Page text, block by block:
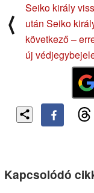
⟨
Seiko király
után Seiko
következő –
új
Kapcsolódó